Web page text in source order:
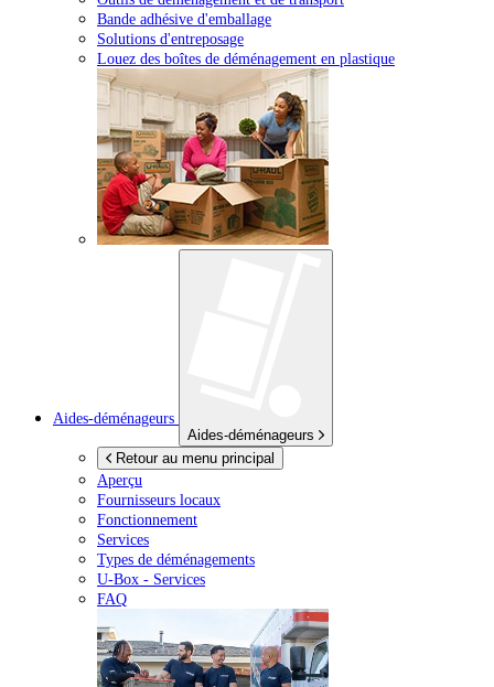
Bande adhésive d'emballage
Solutions d'entreposage
Louez des boîtes de déménagement en plastique
Aides-déménageurs
Aides-déménageurs
Retour au menu principal
Aperçu
Fournisseurs locaux
Fonctionnement
Services
Types de déménagements
U-Box - Services
FAQ